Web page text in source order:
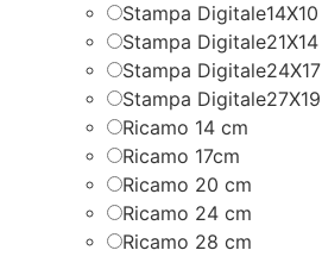
Stampa Digitale14X10
Stampa Digitale21X14
Stampa Digitale24X17
Stampa Digitale27X19
Ricamo 14 cm
Ricamo 17cm
Ricamo 20 cm
Ricamo 24 cm
Ricamo 28 cm